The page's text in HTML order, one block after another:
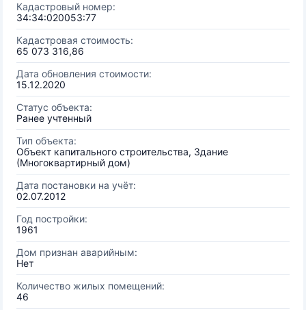
Кадастровый номер:
34:34:020053:77
Кадастровая стоимость:
65 073 316,86
Дата обновления стоимости:
15.12.2020
Статус объекта:
Ранее учтенный
Тип объекта:
Объект капитального строительства, Здание
(Многоквартирный дом)
Дата постановки на учёт:
02.07.2012
Год постройки:
1961
Дом признан аварийным:
Нет
Количество жилых помещений:
46